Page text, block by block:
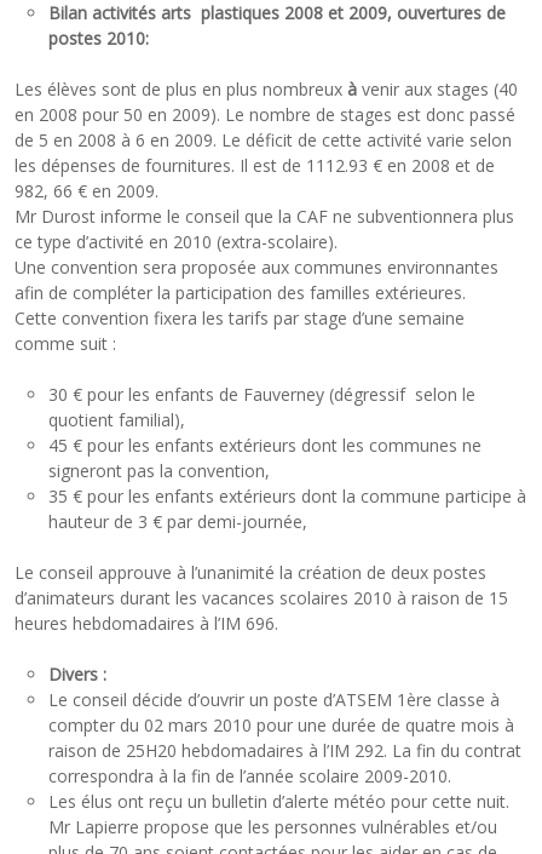
Bilan activités arts plastiques 2008 et 2009, ouvertures de
postes 2010:
Les élèves sont de plus en plus nombreux à venir aux stages (40
en 2008 pour 50 en 2009). Le nombre de stages est donc passé
de 5 en 2008 à 6 en 2009. Le déficit de cette activité varie selon
les dépenses de fournitures. Il est de 1112.93 € en 2008 et de
982, 66 € en 2009.
Mr Durost informe le conseil que la CAF ne subventionnera plus
ce type d’activité en 2010 (extra-scolaire).
Une convention sera proposée aux communes environnantes
afin de compléter la participation des familles extérieures.
Cette convention fixera les tarifs par stage d’une semaine
comme suit :
30 € pour les enfants de Fauverney (dégressif selon le
quotient familial),
45 € pour les enfants extérieurs dont les communes ne
signeront pas la convention,
35 € pour les enfants extérieurs dont la commune participe à
hauteur de 3 € par demi-journée,
Le conseil approuve à l’unanimité la création de deux postes
d’animateurs durant les vacances scolaires 2010 à raison de 15
heures hebdomadaires à l’IM 696.
Divers :
Le conseil décide d’ouvrir un poste d’ATSEM 1ère classe à
compter du 02 mars 2010 pour une durée de quatre mois à
raison de 25H20 hebdomadaires à l’IM 292. La fin du contrat
correspondra à la fin de l’année scolaire 2009-2010.
Les élus ont reçu un bulletin d’alerte météo pour cette nuit.
Mr Lapierre propose que les personnes vulnérables et/ou